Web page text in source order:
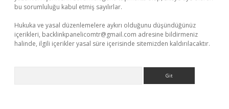
bu sorumluluğu kabul etmiş sayılırlar.
Hukuka ve yasal düzenlemelere aykırı olduğunu düşündüğünüz
içerikleri, backlinkpanelicomtr@gmail.com adresine bildirmeniz
halinde, ilgili içerikler yasal süre içerisinde sitemizden kaldırılacaktır.